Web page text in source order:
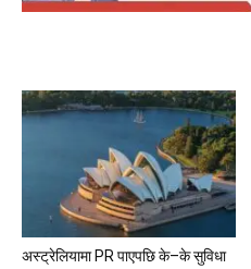
अस्ट्रेलियामा PR पाएपछि के–के सुविधा